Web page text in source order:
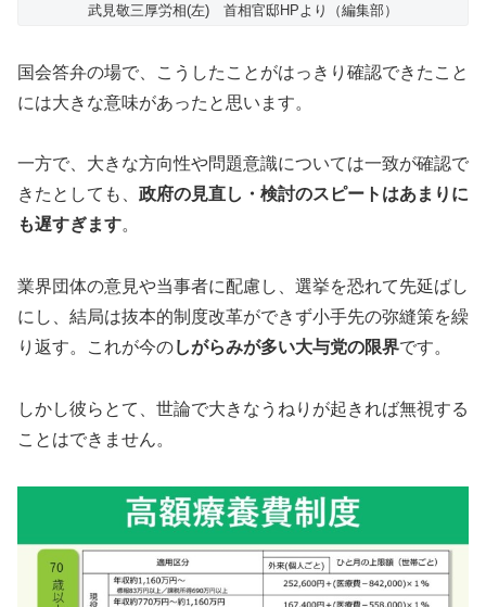
武見敬三厚労相(左) 首相官邸HPより（編集部）
国会答弁の場で、こうしたことがはっきり確認できたこと
には大きな意味があったと思います。
一方で、大きな方向性や問題意識については一致が確認で
きたとしても、 政府の見直し・検討のスピートはあまりに
も遅すぎます。
業界団体の意見や当事者に配慮し、選挙を恐れて先延ばし
にし、結局は抜本的制度改革ができず小手先の弥縫策を繰
り返す。これが今のしがらみが多い大与党の限界です。
しかし彼らとて、世論で大きなうねりが起きれば無視する
ことはできません。